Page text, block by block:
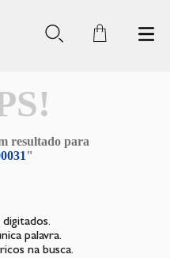
resultado para
"
palavra.
na busca.